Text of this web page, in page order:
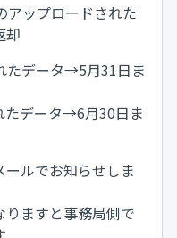
アップロードされた
却
たデータ→5月31日ま
データ→6月30日ま
ルでお知らせしま
ますと事務局側で